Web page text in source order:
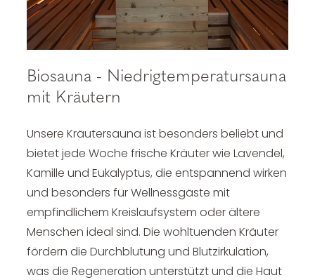
Biosauna - Niedrigtemperatursauna
mit Kräutern
Unsere Kräutersauna ist besonders beliebt und
bietet jede Woche frische Kräuter wie Lavendel,
Kamille und Eukalyptus, die entspannend wirken
und besonders für Wellnessgäste mit
empfindlichem Kreislaufsystem oder ältere
Menschen ideal sind. Die wohltuenden Kräuter
fördern die Durchblutung und Blutzirkulation,
was die Regeneration unterstützt und die Haut